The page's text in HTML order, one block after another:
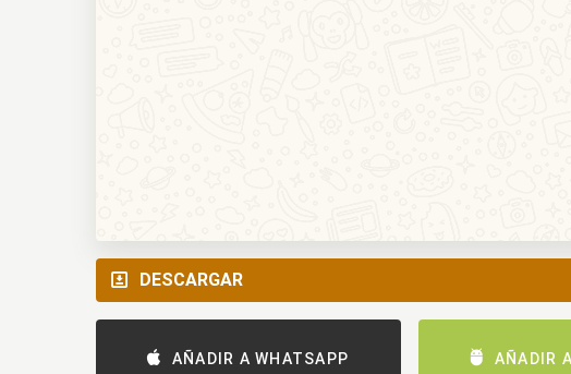
DESCARGAR
AÑADIR A WHATSAPP AÑADIR